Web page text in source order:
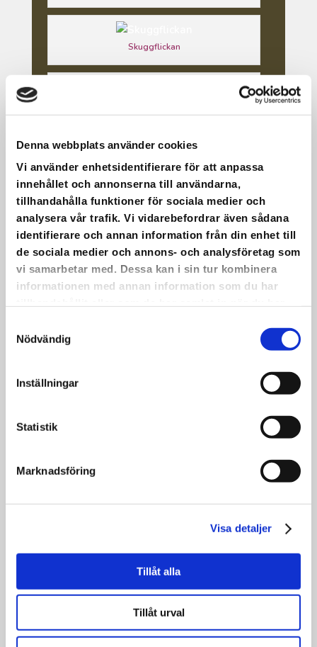
Denna webbplats använder cookies
Vi använder enhetsidentifierare för att anpassa
innehållet och annonserna till användarna,
tillhandahålla funktioner för sociala medier och
analysera vår trafik. Vi vidarebefordrar även sådana
identifierare och annan information från din enhet till
de sociala medier och annons- och analysföretag som
vi samarbetar med. Dessa kan i sin tur kombinera
informationen med annan information som du har
Nödvändig
Inställningar
Statistik
Marknadsföring
Visa detaljer
Tillåt alla
Tillåt urval
Skuggflickan
Genrep på EMMAS
Höstvernissage 2023
Teater på EMMAS -STARKAST HJÄRTAN HAR
FLEST ÄRR
Jan Philip Scheibe och EMMAS i Vilhelmina
Workshop med Jan Philip Scheibe på EMMAS
Artist talk Jan Philip Scheibe